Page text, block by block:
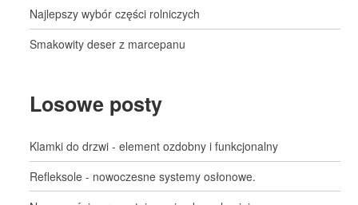
Najlepszy wybór części rolniczych
Smakowity deser z marcepanu
Losowe posty
Klamki do drzwi - element ozdobny i funkcjonalny
Refleksole - nowoczesne systemy osłonowe.